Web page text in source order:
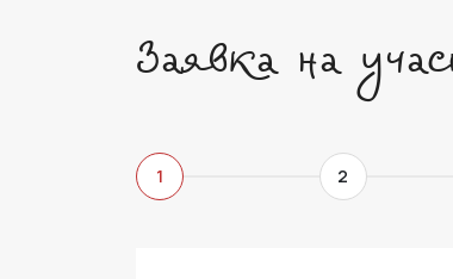
Заявка на
1 2